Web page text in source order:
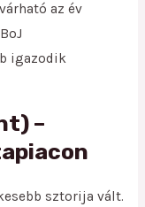
az év
igazodik
–
sztorija vált.